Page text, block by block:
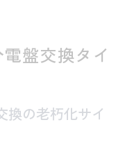
盤交換タイ
換の老朽化サイ